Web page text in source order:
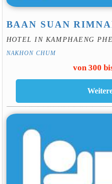
BAAN SUAN
HOTEL IN KAMPHAENG
NAKHON CHUM
von 300